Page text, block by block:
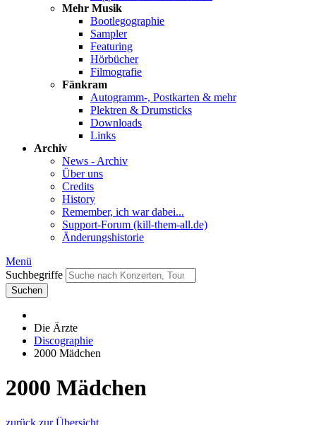
Mehr Musik
Bootlegographie
Sampler
Featuring
Hörbücher
Filmografie
Fänkram
Autogramm-, Postkarten & mehr
Plektren & Drumsticks
Downloads
Links
Archiv
News - Archiv
Über uns
Credits
History
Remember, ich war dabei...
Support-Forum (kill-them-all.de)
Änderungshistorie
Menü
Suchbegriffe
Suchen
Die Ärzte
Discographie
2000 Mädchen
2000 Mädchen
zurück zur Übersicht